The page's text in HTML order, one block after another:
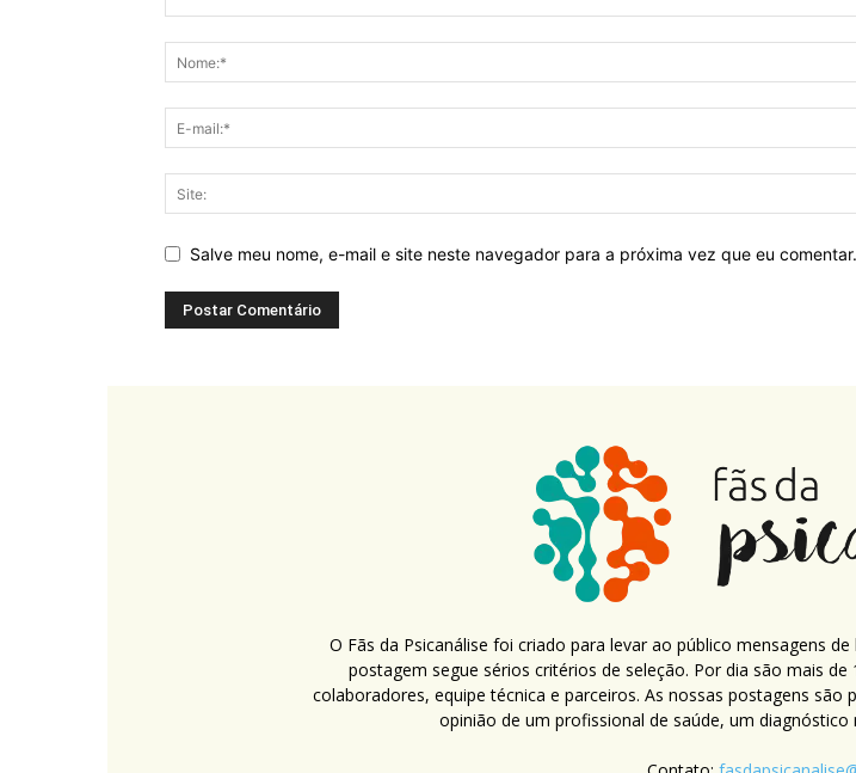
Salve meu nome, e-mail e site neste navegador para a próxima vez que eu comentar.
O Fãs da Psicanálise foi criado para levar ao público mensagens
postagem segue sérios critérios de seleção. Por dia são mais
colaboradores, equipe técnica e parceiros. As nossas postagens
opinião de um profissional de saúde, um